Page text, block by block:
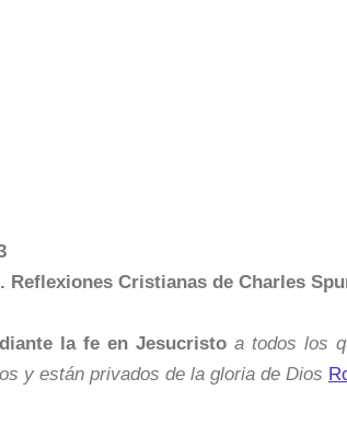
Reflexiones Cristianas de Charles
la fe en Jesucristo a todos los
y están privados de la gloria de Dios